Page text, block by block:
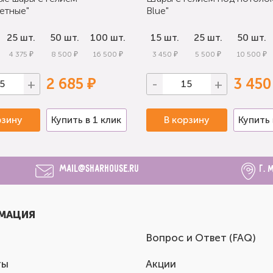
25 шт.
4 375 ₽
50 шт.
8 500 ₽
100 шт.
16 500 ₽
+ 2 685 ₽
Купить в 1 клик
Blue"
15 шт.
3 450 ₽
25 шт.
5 500 ₽
50 шт.
10 500 ₽
- + 3
В корзину Купить
mail@sharhouse.ru г.
Вопрос и Ответ (FAQ)
Акции